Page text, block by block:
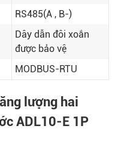
RS485(A , B-)
Dây dẫn đôi xoắn
được bảo vệ
MODBUS-RTU
lượng hai
ADL10-E 1P